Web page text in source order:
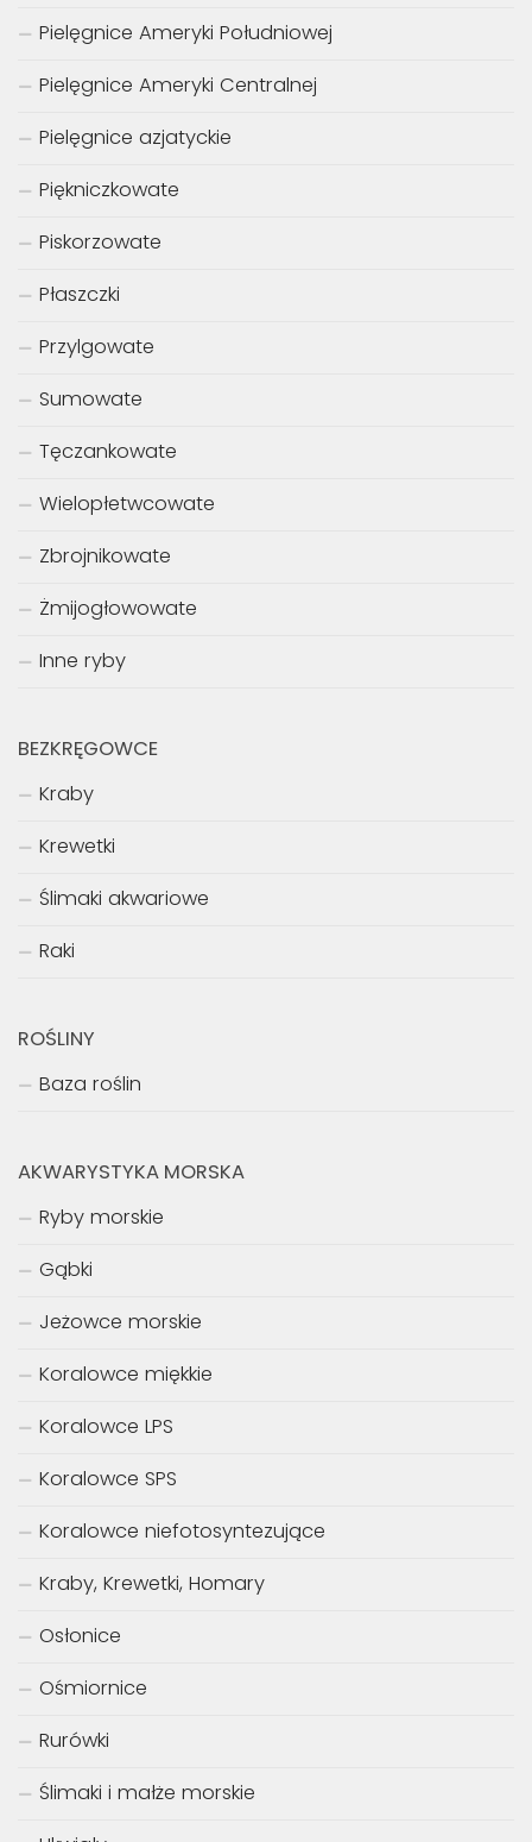
Pielęgnice Ameryki Południowej
Pielęgnice Ameryki Centralnej
Pielęgnice azjatyckie
Piękniczkowate
Piskorzowate
Płaszczki
Przylgowate
Sumowate
Tęczankowate
Wielopłetwcowate
Zbrojnikowate
Żmijogłowowate
Inne ryby
BEZKRĘGOWCE
Kraby
Krewetki
Ślimaki akwariowe
Raki
ROŚLINY
Baza roślin
AKWARYSTYKA MORSKA
Ryby morskie
Gąbki
Jeżowce morskie
Koralowce miękkie
Koralowce LPS
Koralowce SPS
Koralowce niefotosyntezujące
Kraby, Krewetki, Homary
Osłonice
Ośmiornice
Rurówki
Ślimaki i małże morskie